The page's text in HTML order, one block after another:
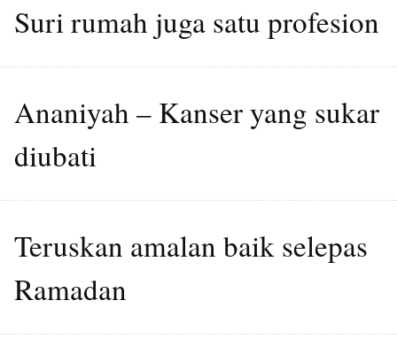
Suri rumah juga satu profesion
Ananiyah – Kanser yang sukar
diubati
Teruskan amalan baik selepas
Ramadan